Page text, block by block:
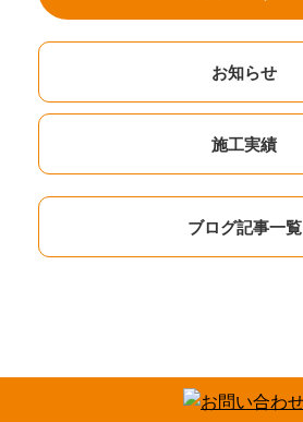
お知らせ
施工実績
ブログ記事一覧